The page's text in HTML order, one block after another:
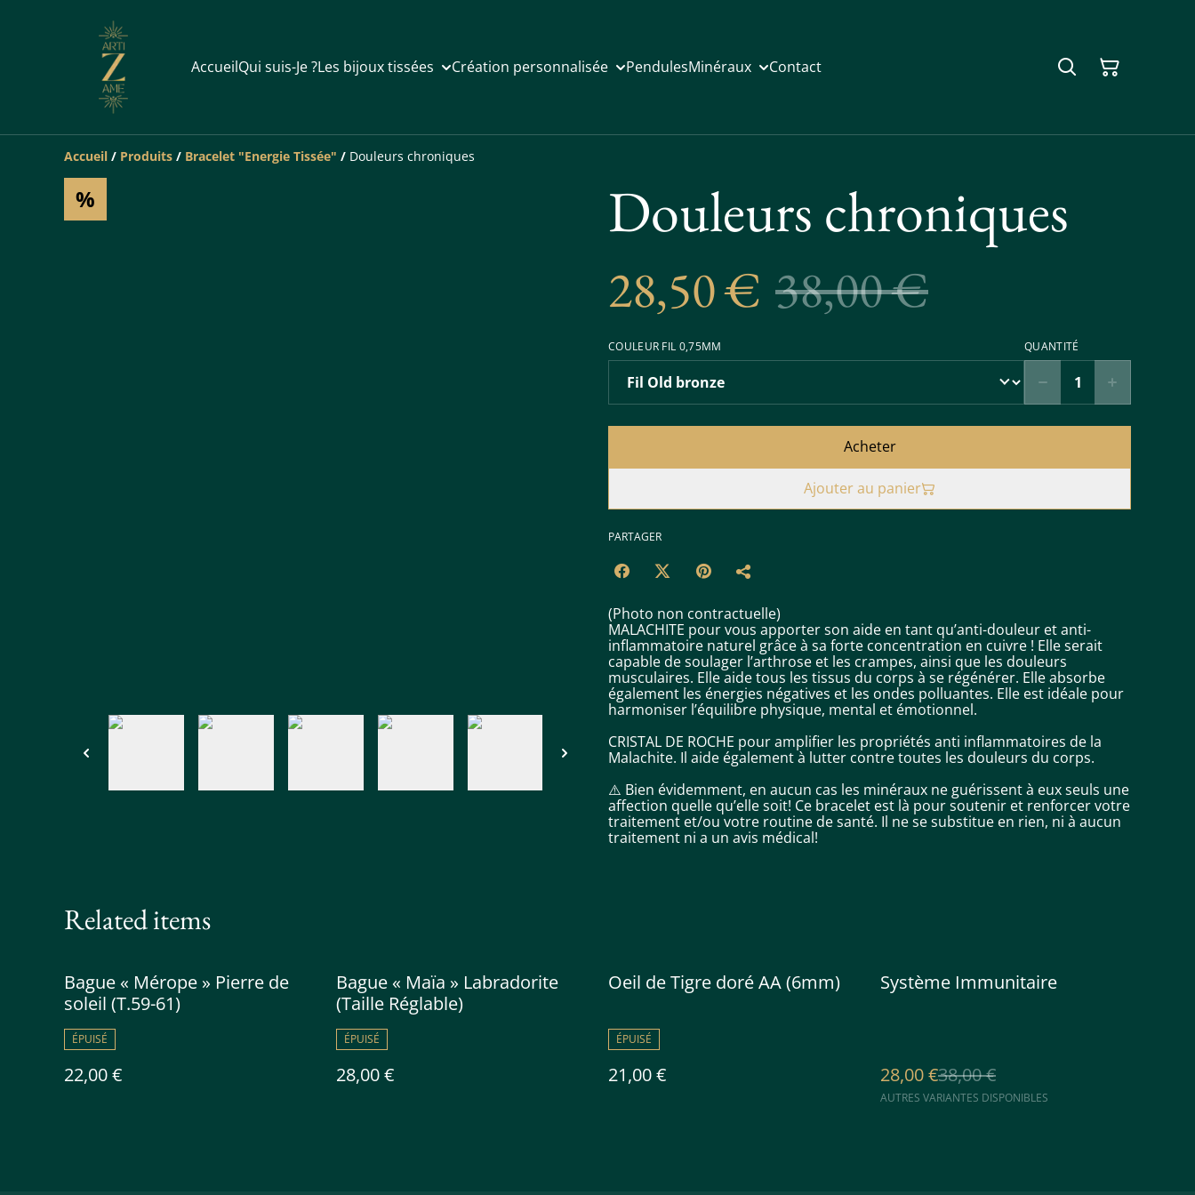
AccueilQui suis-Je ?Les bijoux tissées Création personnalisée PendulesMinéraux Contact
Accueil / Produits / Bracelet "Energie Tissée" / Douleurs chroniques
% Douleurs chroniques
28,50 € 38,00 €
COULEUR FIL 0,75MM QUANTITÉ
Acheter
Ajouter au panier
PARTAGER
(Photo non contractuelle)
MALACHITE pour vous apporter son aide en tant qu’anti-douleur et anti-
inflammatoire naturel grâce à sa forte concentration en cuivre ! Elle serait
capable de soulager l’arthrose et les crampes, ainsi que les douleurs
musculaires. Elle aide tous les tissus du corps à se régénérer. Elle absorbe
également les énergies négatives et les ondes polluantes. Elle est idéale pour
harmoniser l’équilibre physique, mental et émotionnel.
CRISTAL DE ROCHE pour amplifier les propriétés anti inflammatoires de la
Malachite. Il aide également à lutter contre toutes les douleurs du corps.
⚠️ Bien évidemment, en aucun cas les minéraux ne guérissent à eux seuls une
affection quelle qu’elle soit! Ce bracelet est là pour soutenir et renforcer votre
traitement et/ou votre routine de santé. Il ne se substitue en rien, ni à aucun
traitement ni a un avis médical!
Related items
Bague « Mérope » Pierre de
soleil (T.59-61)
ÉPUISÉ
22,00 €
Bague « Maïa » Labradorite
(Taille Réglable)
ÉPUISÉ
28,00 €
Oeil de Tigre doré AA (6mm)
ÉPUISÉ
21,00 €
%
Système Immunitaire
28,00 €38,00 €
AUTRES VARIANTES DISPONIBLES